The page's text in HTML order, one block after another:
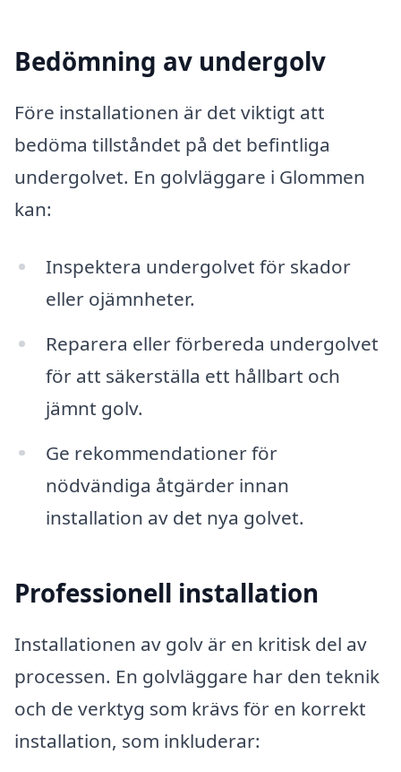
Bedömning av undergolv
Före installationen är det viktigt att
bedöma tillståndet på det befintliga
undergolvet. En golvläggare i Glommen
kan:
Inspektera undergolvet för skador
eller ojämnheter.
Reparera eller förbereda undergolvet
för att säkerställa ett hållbart och
jämnt golv.
Ge rekommendationer för
nödvändiga åtgärder innan
installation av det nya golvet.
Professionell installation
Installationen av golv är en kritisk del av
processen. En golvläggare har den teknik
och de verktyg som krävs för en korrekt
installation, som inkluderar: